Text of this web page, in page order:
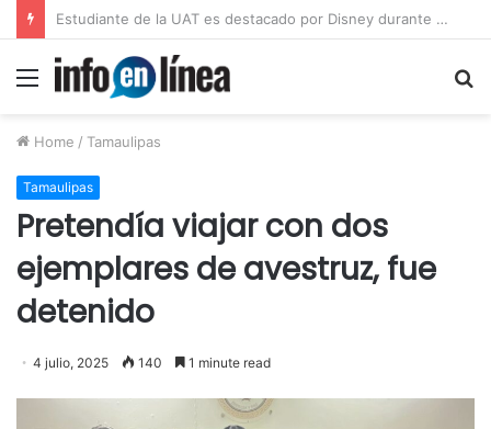
UAT proyecta alcanzar una matrícula de 45 mil estudiantes
Menu
Home / Tamaulipas
Tamaulipas
Pretendía viajar con dos
ejemplares de avestruz, fue
detenido
4 julio, 2025 140 1 minute read